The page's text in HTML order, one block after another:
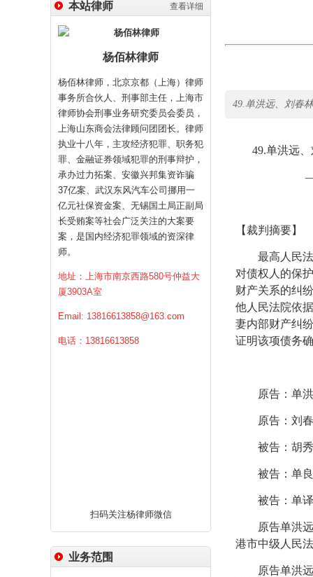
查看详细
本站律师
杨佰林律师
杨佰林律师，北京京都（上海）律师
事务所合伙人、刑事部主任，上海市
律师协会刑事业务研究委员会委员，
上海山东商会法律顾问团团长。律师
执业十八年，主攻经济犯罪、职务犯
罪、金融证券领域犯罪的刑事辩护，
承办过力拓案、安徽兴邦集资诈骗
37亿案、武汉东风汽车公司挪用一
亿元社保资金案、无锡国土局正副局
长受贿案等社会广泛关注的大案要
案，是国内经济犯罪领域的资深律
师。
地址：上海市南京西路580号仲益大
厦3903A室
Email: 13816613858@163.com
电话：13816613858
扫码关注杨律师微信
业务范围
49.单洪远、刘春
49.单洪远
——关键词
【裁判摘要】
最高人民法
对债权人的保
财产关系的纠
他人民法院依
妻内部财产纠
证明该项债务
原告：单洪
原告：刘春
被告：胡秀
被告：单良
被告：单译
原告单洪远
港市中级人民
原告单洪远